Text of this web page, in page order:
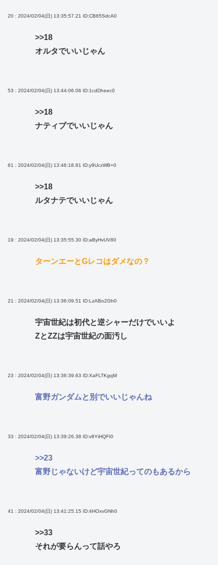
20 : 2024/02/04(日) 13:35:57.21 ID:CB65SdcA0
>>18
オルタでいいじゃん
53 : 2024/02/04(日) 13:44:06.06 ID:1cdDheec0
>>18
ナティブでいいじゃん
61 : 2024/02/04(日) 13:46:18.81 ID:y9UcxWB+0
>>18
ルタナテでいいじゃん
19 : 2024/02/04(日) 13:35:55.30 ID:aByHvUV80
ターンエーとGレコはダメなの？
21 : 2024/02/04(日) 13:36:09.51 ID:LzABo2Gh0
宇宙世紀は初代と逆シャーだけでいいよ
ZとZZは宇宙世紀の面汚し
23 : 2024/02/04(日) 13:36:39.63 ID:XaFLTKgqM
富野ガンダムと別でいいじゃんね
33 : 2024/02/04(日) 13:39:26.38 ID:v8YiHQFI0
>>23
富野じゃないけど宇宙世紀ってのもあるから
41 : 2024/02/04(日) 13:41:25.15 ID:4HOxvGNh0
>>33
それが要らんって話やろ